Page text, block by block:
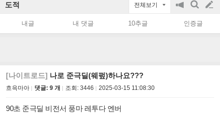
도적 전체보기
공
on/off
검
색
글
쓰
내글 내 댓글 10추글 인증글
[나이트로드] 나로 준극딜(웨펖)하나요???
흐윽마아 댓글: 9 개 조회: 3446 2025-03-15 11:08:30
90초 준극딜 비전서 풍마 레투다 엔버